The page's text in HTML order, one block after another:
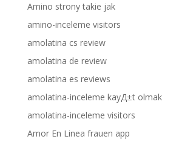
Amino strony takie jak
amino-inceleme visitors
amolatina cs review
amolatina de review
amolatina es reviews
amolatina-inceleme kayД±t olmak
amolatina-inceleme visitors
Amor En Linea frauen app